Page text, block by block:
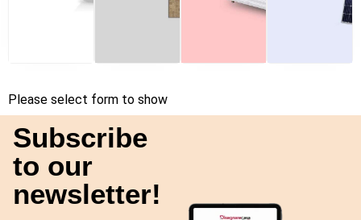
Please select form to show
Subscribe
to our
newsletter!